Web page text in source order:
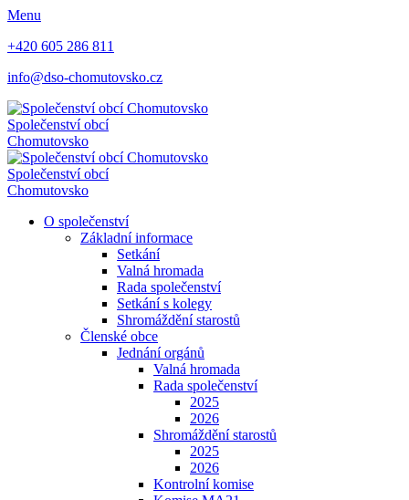
Menu
+420 605 286 811
info@dso-chomutovsko.cz
Společenství obcí
Chomutovsko
Společenství obcí
Chomutovsko
O společenství
Základní informace
Setkání
Valná hromada
Rada společenství
Setkání s kolegy
Shromáždění starostů
Členské obce
Jednání orgánů
Valná hromada
Rada společenství
2025
2026
Shromáždění starostů
2025
2026
Kontrolní komise